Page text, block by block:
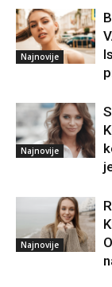
Najnovije
Najnovije
Najnovije